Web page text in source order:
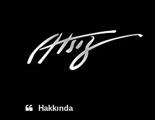
Hakkında